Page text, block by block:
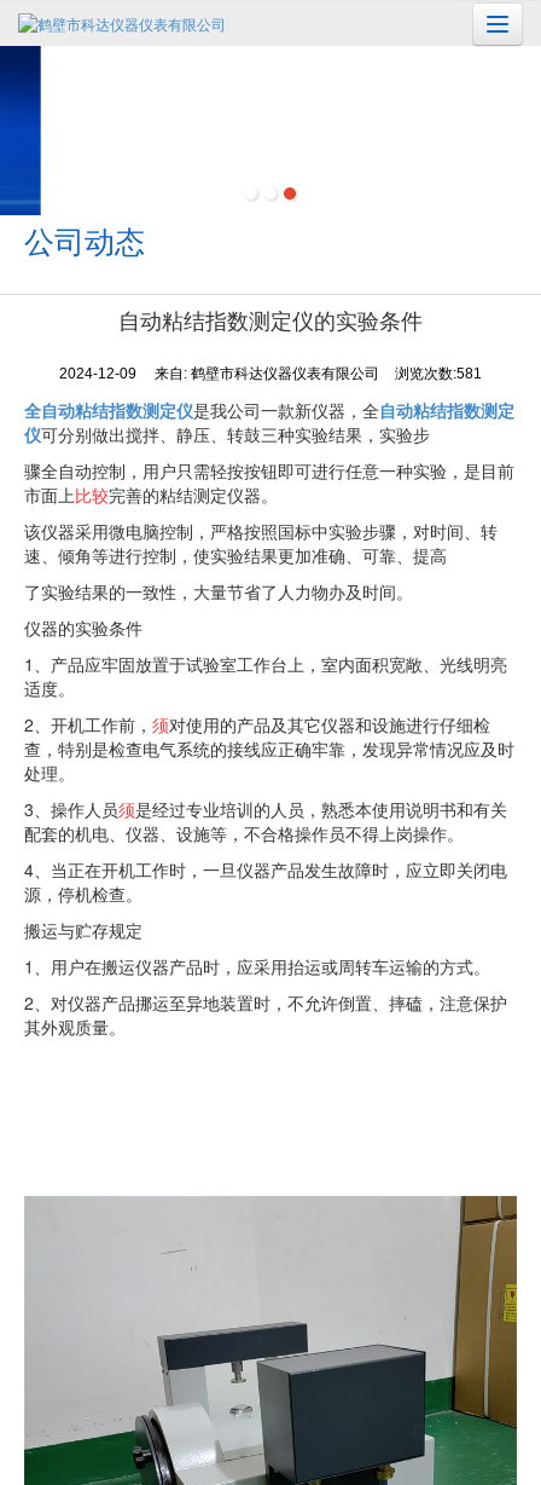
很遗憾，因您的浏览器版本过低导致无法获得最佳浏览体验，推荐下载安装谷歌浏览器！
公司动态
自动粘结指数测定仪的实验条件
2024-12-09 来自: 鹤壁市科达仪器仪表有限公司 浏览次数:581
全自动粘结指数测定仪是我公司一款新仪器，全自动粘结指数测定
仪可分别做出搅拌、静压、转鼓三种实验结果，实验步
骤全自动控制，用户只需轻按按钮即可进行任意一种实验，是目前
市面上比较完善的粘结测定仪器。
该仪器采用微电脑控制，严格按照国标中实验步骤，对时间、转
速、倾角等进行控制，使实验结果更加准确、可靠、提高
了实验结果的一致性，大量节省了人力物办及时间。
仪器的实验条件
1、产品应牢固放置于试验室工作台上，室内面积宽敞、光线明亮
适度。
2、开机工作前， 须对使用的产品及其它仪器和设施进行仔细检
查，特别是检查电气系统的接线应正确牢靠，发现异常情况应及时
处理。
3、操作人员须是经过专业培训的人员，熟悉本使用说明书和有关
配套的机电、仪器、设施等，不合格操作员不得上岗操作。
4、当正在开机工作时，一旦仪器产品发生故障时，应立即关闭电
源，停机检查。
搬运与贮存规定
1、用户在搬运仪器产品时，应采用抬运或周转车运输的方式。
2、对仪器产品挪运至异地装置时，不允许倒置、摔磕，注意保护
其外观质量。